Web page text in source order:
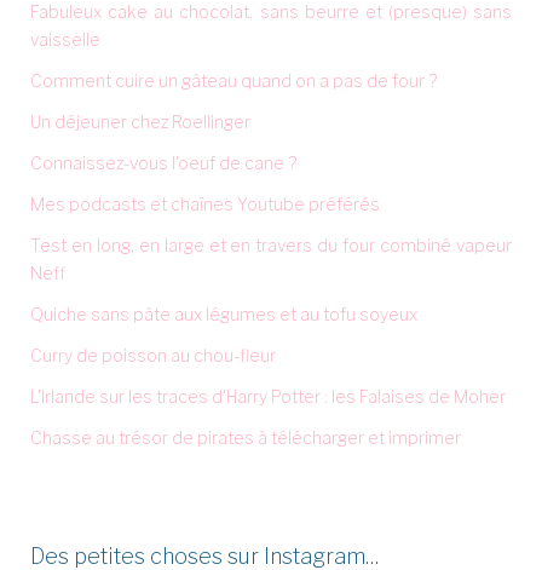
Fabuleux cake au chocolat, sans beurre et (presque) sans
vaisselle
Comment cuire un gâteau quand on a pas de four ?
Un déjeuner chez Roellinger
Connaissez-vous l'oeuf de cane ?
Mes podcasts et chaînes Youtube préférés
Test en long, en large et en travers du four combiné vapeur
Neff
Quiche sans pâte aux légumes et au tofu soyeux
Curry de poisson au chou-fleur
L'Irlande sur les traces d'Harry Potter : les Falaises de Moher
Chasse au trésor de pirates à télécharger et imprimer
Des petites choses sur Instagram…